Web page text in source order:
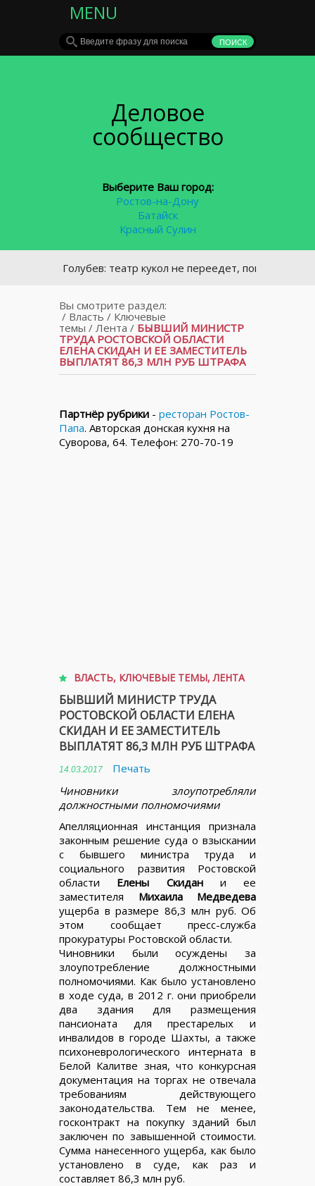
MENU
Деловое
сообщество
Выберите Ваш город:
Ростов-на-Дону
Батайск
Красный Сулин
Голубев: театр кукол не переедет, пока ему не
Вы смотрите раздел:
/ Власть / Ключевые
темы / Лента / БЫВШИЙ МИНИСТР
ТРУДА РОСТОВСКОЙ ОБЛАСТИ
ЕЛЕНА СКИДАН И ЕЕ ЗАМЕСТИТЕЛЬ
ВЫПЛАТЯТ 86,3 МЛН РУБ ШТРАФА
Партнёр рубрики - ресторан Ростов-
Папа. Авторская донская кухня на
Суворова, 64. Телефон: 270-70-19
ВЛАСТЬ, КЛЮЧЕВЫЕ ТЕМЫ,ЛЕНТА
БЫВШИЙ МИНИСТР ТРУДА
РОСТОВСКОЙ ОБЛАСТИ ЕЛЕНА
СКИДАН И ЕЕ ЗАМЕСТИТЕЛЬ
ВЫПЛАТЯТ 86,3 МЛН РУБ ШТРАФА
14.03.2017
Печать
Чиновники злоупотребляли
должностными полномочиями
Апелляционная инстанция признала
законным решение суда о взыскании
с бывшего министра труда и
социального развития Ростовской
области Елены Скидани ее
заместителя Михаила Медведева
ущерба в размере 86,3 млн руб. Об
этом сообщает пресс-служба
прокуратуры Ростовской области.
Чиновники были осуждены за
злоупотребление должностными
полномочиями. Как было установлено
в ходе суда, в 2012 г. они приобрели
два здания для размещения
пансионата для престарелых и
инвалидов в городе Шахты, а также
психоневрологического интерната в
Белой Калитве зная, что конкурсная
документация на торгах не отвечала
требованиям действующего
законодательства. Тем не менее,
госконтракт на покупку зданий был
заключен по завышенной стоимости.
Сумма нанесенного ущерба, как было
установлено в суде, как раз и
составляет 86,3 млн руб.